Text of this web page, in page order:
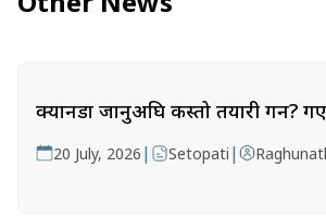
क्यानडा जानुअघि कस्तो तयारी गर्ने?
20 July, 2026 | Setopati |